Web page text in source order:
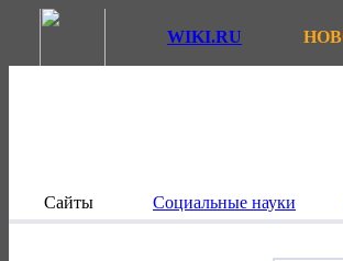
WIKI.RU
Сайты Социальные науки